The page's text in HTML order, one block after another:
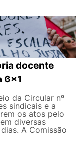
docente
6x1
da Circular nº
sindicais e a
os atos pelo
diversas
A Comissão